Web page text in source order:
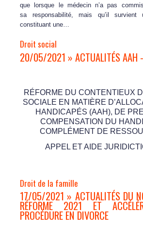
que lorsque le médecin n’a pas
sa responsabilité, mais qu’il survient
constituant une…
Droit social
20/05/2021 » ACTUALITÉS AAH
RÉFORME DU CONTENTIEUX
SOCIALE EN MATIÈRE
HANDICAPÉS (AAH), DE
COMPENSATION DU
COMPLÉMENT DE
APPEL ET AIDE
Droit de la famille
17/05/2021 » ACTUALITÉS DU
RÉFORME 2021 ET
PROCÉDURE EN DIVORCE